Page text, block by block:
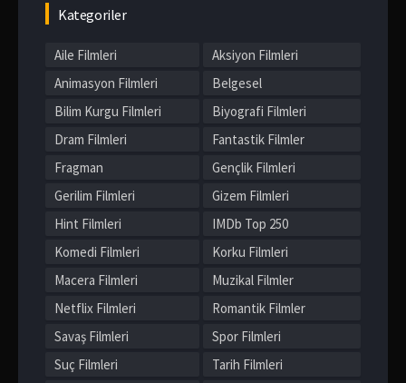
Kategoriler
Aile Filmleri
Aksiyon Filmleri
Animasyon Filmleri
Belgesel
Bilim Kurgu Filmleri
Biyografi Filmleri
Dram Filmleri
Fantastik Filmler
Fragman
Gençlik Filmleri
Gerilim Filmleri
Gizem Filmleri
Hint Filmleri
IMDb Top 250
Komedi Filmleri
Korku Filmleri
Macera Filmleri
Muzikal Filmler
Netflix Filmleri
Romantik Filmler
Savaş Filmleri
Spor Filmleri
Suç Filmleri
Tarih Filmleri